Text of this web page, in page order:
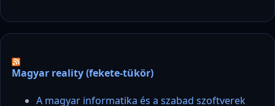
Magyar reality (fekete-tükör)
A magyar informatika és a szabad szoftverek